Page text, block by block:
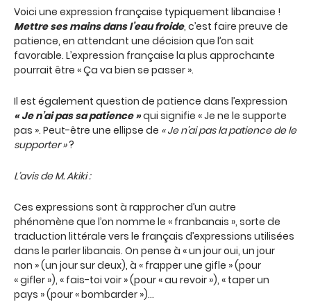
Voici une expression française typiquement libanaise !
Mettre ses mains dans l’eau froide, c’est faire preuve de
patience, en attendant une décision que l’on sait
favorable. L’expression française la plus approchante
pourrait être « Ça va bien se passer ».
Il est également question de patience dans l’expression
« Je n’ai pas sa patience »qui signifie « Je ne le supporte
pas ». Peut-être une ellipse de « Je n’ai pas la patience de le
supporter »?
L’avis de M. Akiki :
Ces expressions sont à rapprocher d’un autre
phénomène que l’on nomme le « franbanais », sorte de
traduction littérale vers le français d’expressions utilisées
dans le parler libanais. On pense à « un jour oui, un jour
non » (un jour sur deux), à « frapper une gifle » (pour
« gifler »), « fais-toi voir » (pour « au revoir »), « taper un
pays » (pour « bombarder »)…